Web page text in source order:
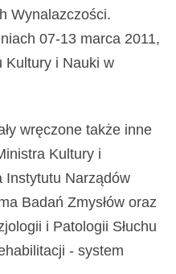
Wynalazczości.
07-13 marca 2011,
Kultury i Nauki w
wręczone także inne
Kultury i
Instytutu Narządów
Badań Zmysłów oraz
i Patologii Słuchu
- system